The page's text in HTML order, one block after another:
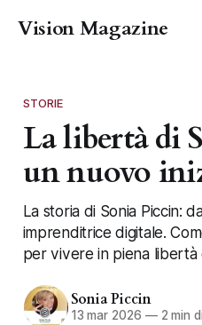
Vision Magazine
STORIE
La libertà di
un nuovo
La storia di Sonia Piccin:
imprenditrice digitale.
per vivere in piena libertà
Sonia Piccin
13 mar 2026 —2 min